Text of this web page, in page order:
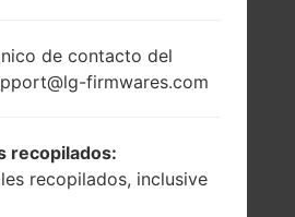
4x1.4 GHz Cortex-
A53 & 2x1.8 GHz
MSM8992
Snapdragon 808
de contacto del
firmwares.com
recopilados:
recopilados, inclusive